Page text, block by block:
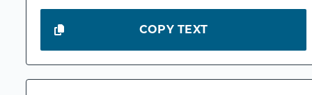
COPY TEXT